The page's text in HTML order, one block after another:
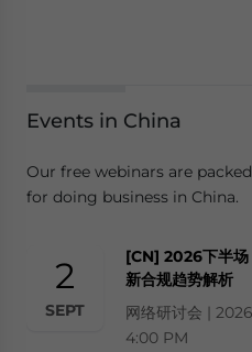
Events in China
Our free webinars are
for doing business in China.
2
SEPT
[CN] 2026下半场
新合规趋势解析
网络研讨会 |
4:00 PM